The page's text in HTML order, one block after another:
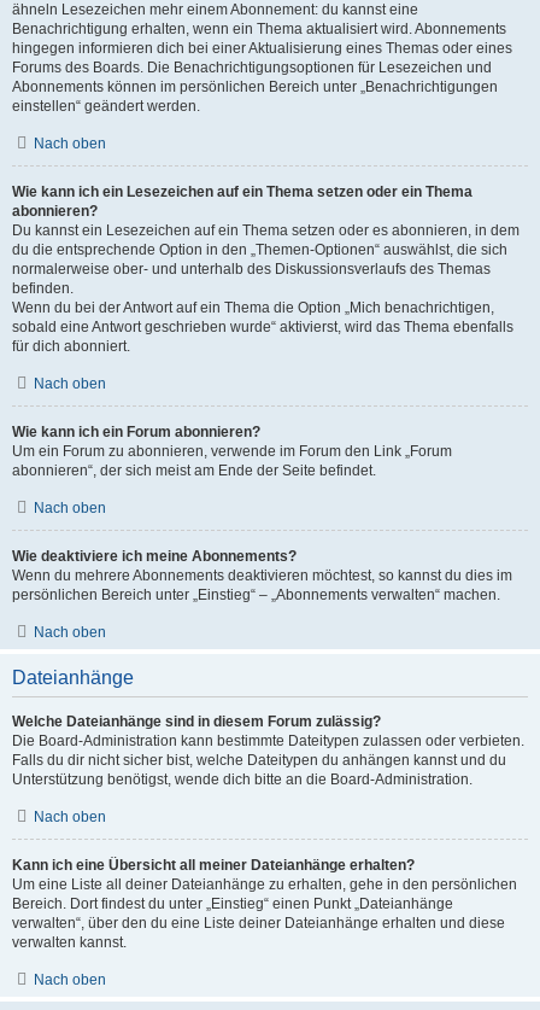
ähneln Lesezeichen mehr einem Abonnement: du kannst eine
Benachrichtigung erhalten, wenn ein Thema aktualisiert wird. Abonnements
hingegen informieren dich bei einer Aktualisierung eines Themas oder eines
Forums des Boards. Die Benachrichtigungsoptionen für Lesezeichen und
Abonnements können im persönlichen Bereich unter „Benachrichtigungen
einstellen“ geändert werden.
Nach oben
Wie kann ich ein Lesezeichen auf ein Thema setzen oder ein Thema
abonnieren?
Du kannst ein Lesezeichen auf ein Thema setzen oder es abonnieren, in dem
du die entsprechende Option in den „Themen-Optionen“ auswählst, die sich
normalerweise ober- und unterhalb des Diskussionsverlaufs des Themas
befinden.
Wenn du bei der Antwort auf ein Thema die Option „Mich benachrichtigen,
sobald eine Antwort geschrieben wurde“ aktivierst, wird das Thema ebenfalls
für dich abonniert.
Nach oben
Wie kann ich ein Forum abonnieren?
Um ein Forum zu abonnieren, verwende im Forum den Link „Forum
abonnieren“, der sich meist am Ende der Seite befindet.
Nach oben
Wie deaktiviere ich meine Abonnements?
Wenn du mehrere Abonnements deaktivieren möchtest, so kannst du dies im
persönlichen Bereich unter „Einstieg“ – „Abonnements verwalten“ machen.
Nach oben
Dateianhänge
Welche Dateianhänge sind in diesem Forum zulässig?
Die Board-Administration kann bestimmte Dateitypen zulassen oder verbieten.
Falls du dir nicht sicher bist, welche Dateitypen du anhängen kannst und du
Unterstützung benötigst, wende dich bitte an die Board-Administration.
Nach oben
Kann ich eine Übersicht all meiner Dateianhänge erhalten?
Um eine Liste all deiner Dateianhänge zu erhalten, gehe in den persönlichen
Bereich. Dort findest du unter „Einstieg“ einen Punkt „Dateianhänge
verwalten“, über den du eine Liste deiner Dateianhänge erhalten und diese
verwalten kannst.
Nach oben